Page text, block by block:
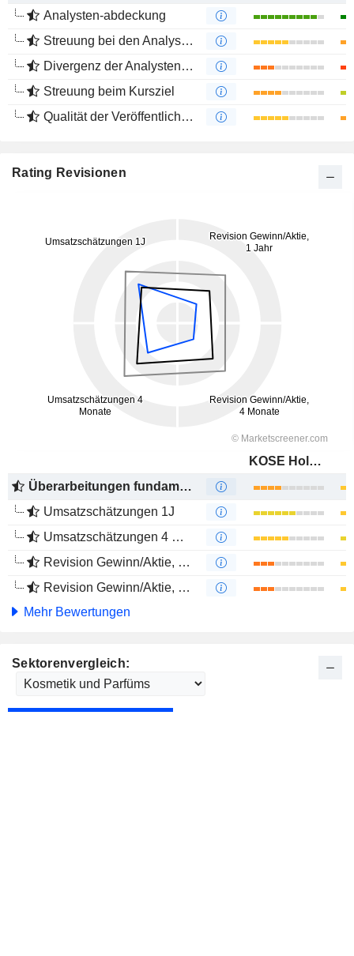
Analysten-abdeckung
Streuung bei den Analystenmeinungen
Divergenz der Analystenempfehlungen
Streuung beim Kursziel
Qualität der Veröffentlichungen
Rating Revisionen
KOSE Holdings Corporation
Überarbeitungen fundamentaler Schätzungen
Umsatzschätzungen 1J
Umsatzschätzungen 4 Monate
Revision Gewinn/Aktie, 1 Jahr
Revision Gewinn/Aktie, 4 Monate
Mehr Bewertungen
Sektorenvergleich: